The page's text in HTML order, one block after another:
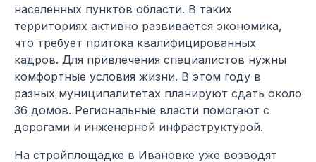
населённых пунктов области. В таких
территориях активно развивается экономика,
что требует притока квалифицированных
кадров. Для привлечения специалистов нужны
комфортные условия жизни. В этом году в
разных муниципалитетах планируют сдать около
36 домов. Региональные власти помогают с
дорогами и инженерной инфраструктурой.
На стройплощадке в Ивановке уже возводят